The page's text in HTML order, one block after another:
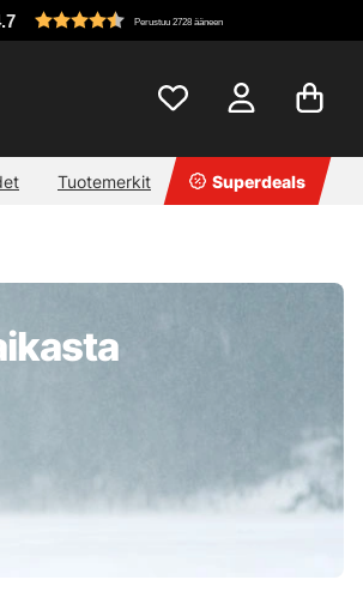
Perustuu 2728 ääneen
Tuotemerkit Superdeals